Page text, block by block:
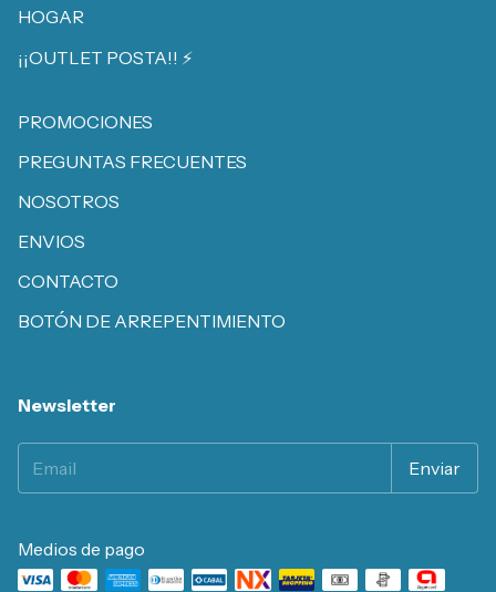
HOGAR
¡¡OUTLET POSTA!! ⚡️
PROMOCIONES
PREGUNTAS FRECUENTES
NOSOTROS
ENVIOS
CONTACTO
BOTÓN DE ARREPENTIMIENTO
Newsletter
Medios de pago